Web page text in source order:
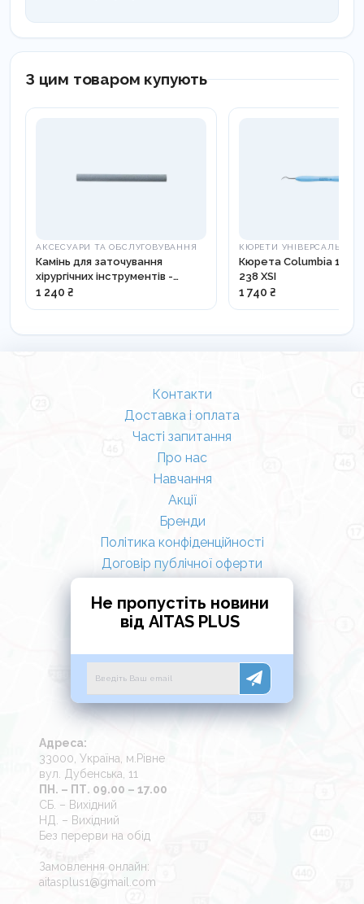
З цим товаром купують
АКСЕСУАРИ ТА ОБСЛУГОВУВАННЯ
Камінь для заточування
хірургічних інструментів -
818002
1 240 ₴
КЮРЕТИ УНІВЕРСАЛЬНІ
Кюрета Columbia 13-
238 XSI
1 740 ₴
Контакти
Доставка і оплата
Часті запитання
Про нас
Навчання
Акції
Бренди
Політика конфіденційності
Договір публічної оферти
Не пропустіть новини
від AITAS PLUS
Адреса:
33000, Україна, м.Рівне
вул. Дубенська, 11
ПН. – ПТ. 09.00 – 17.00
СБ. – Вихідний
НД. – Вихідний
Без перерви на обід
Замовлення онлайн:
aitasplus1@gmail.com